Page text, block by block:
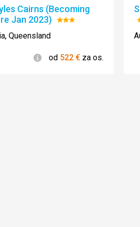
Cairns (Becoming
Jan 2023) Hodnotenie:
Queensland
Informácie
od 522 € za os.